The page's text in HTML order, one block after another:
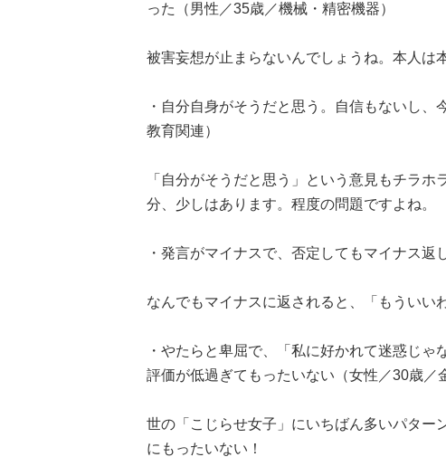
った（男性／35歳／機械・精密機器）
被害妄想が止まらないんでしょうね。本人は
・自分自身がそうだと思う。自信もないし
教育関連）
「自分がそうだと思う」という意見もチラ
分、少しはあります。程度の問題ですよね。
・発言がマイナスで、否定してもマイナス返
なんでもマイナスに返されると、「もういい
・やたらと卑屈で、「私に好かれて迷惑じ
評価が低過ぎてもったいない（女性／30歳／
世の「こじらせ女子」にいちばん多いパター
にもったいない！